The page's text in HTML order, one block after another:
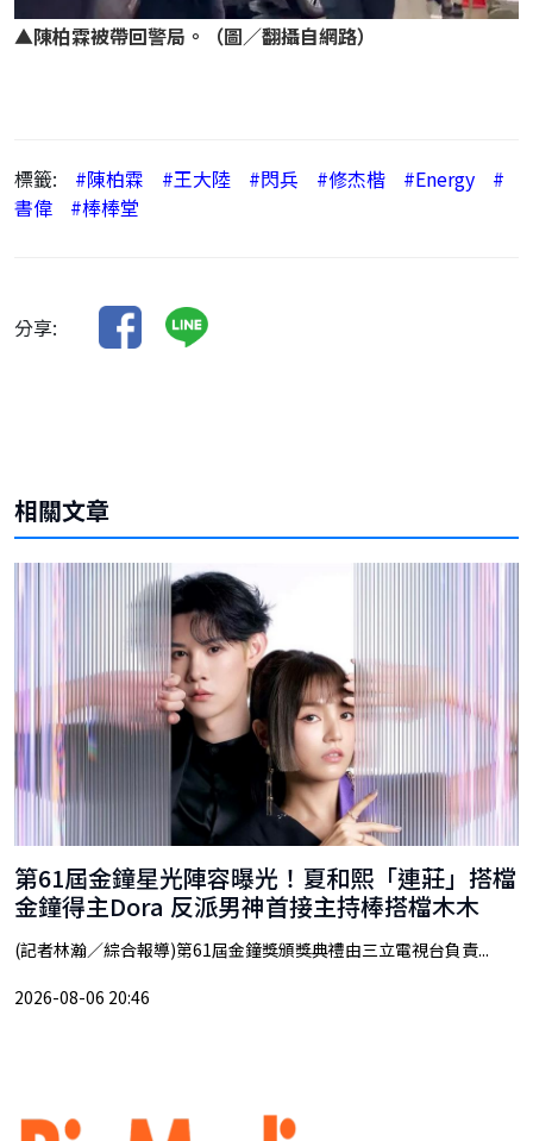
▲陳柏霖被帶回警局。（圖／翻攝自網路）
標籤: #陳柏霖 #王大陸 #閃兵 #修杰楷 #Energy
#
書偉
#棒棒堂
分享:
相關文章
第61屆金鐘星光陣容曝光！夏和熙「連莊」搭檔
金鐘得主Dora 反派男神首接主持棒搭檔木木
(記者林瀚／綜合報導)第61屆金鐘獎頒獎典禮由三立電視台負責...
2026-08-06 20:46